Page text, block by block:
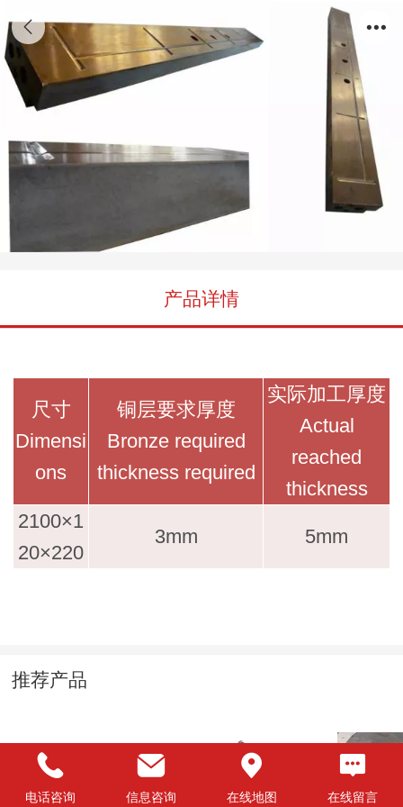
堆焊铜复合板/Ware-plate-with cladding
产品详情
尺寸
Dimensi
ons
铜层要求厚度
Bronze required
thickness required
实际加工厚度
Actual
reached
thickness
2100×1
20×220
3mm 5mm
推荐产品
电话咨询 信息咨询 在线地图 在线留言